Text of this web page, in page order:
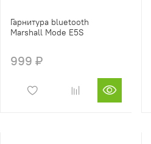
Гарнитура bluetooth
Marshall Mode E5S
999 ₽